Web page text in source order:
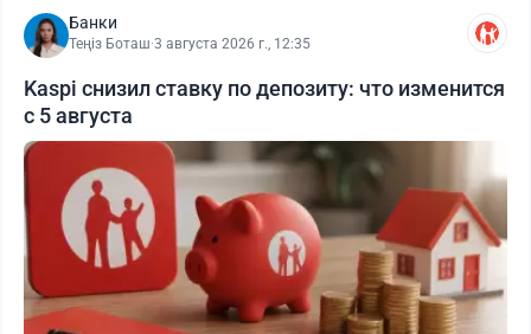
Банки
Теңіз Боташ·3 августа 2026 г., 12:35
Kaspi снизил ставку по депозиту: что изменится
с 5 августа